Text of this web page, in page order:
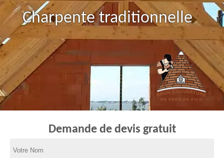
Charpente traditionnelle
Demande de devis gratuit